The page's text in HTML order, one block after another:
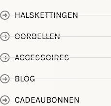
HALSKETTINGEN
OORBELLEN
ACCESSOIRES
BLOG
CADEAUBONNEN